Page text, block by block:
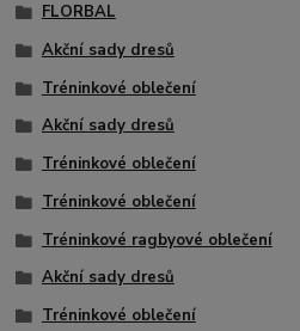
FLORBAL
Akční sady dresů
Tréninkové oblečení
Akční sady dresů
Tréninkové oblečení
Tréninkové oblečení
Tréninkové ragbyové oblečení
Akční sady dresů
Tréninkové oblečení